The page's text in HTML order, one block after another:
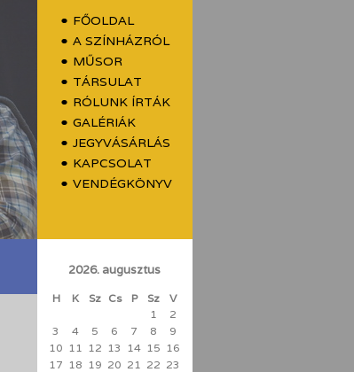
FŐOLDAL
A SZÍNHÁZRÓL
MŰSOR
TÁRSULAT
RÓLUNK ÍRTÁK
GALÉRIÁK
JEGYVÁSÁRLÁS
KAPCSOLAT
VENDÉGKÖNYV
2026. augusztus
H K Sz Cs P Sz
V
1
2
3
4 5 6 7 8
9
10 11 12 13 14 15 16
17 18 19 20 21 22 23